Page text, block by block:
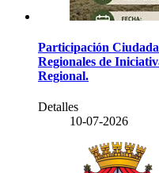
Participación
Regionales de
Regional.
Detalles
10-07-2026